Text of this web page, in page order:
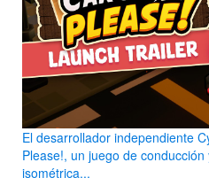
El desarrollador independiente
Please!, un juego de
isométrica...